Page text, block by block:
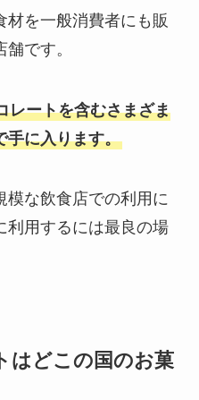
材を一般消費者にも販
です。
レートを含むさまざま
手に入ります。
模な飲食店での利用に
利用するには最良の場
はどこの国のお菓